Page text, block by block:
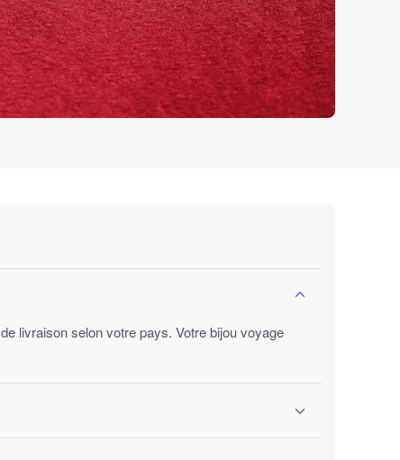
de livraison selon votre pays. Votre bijou voyage